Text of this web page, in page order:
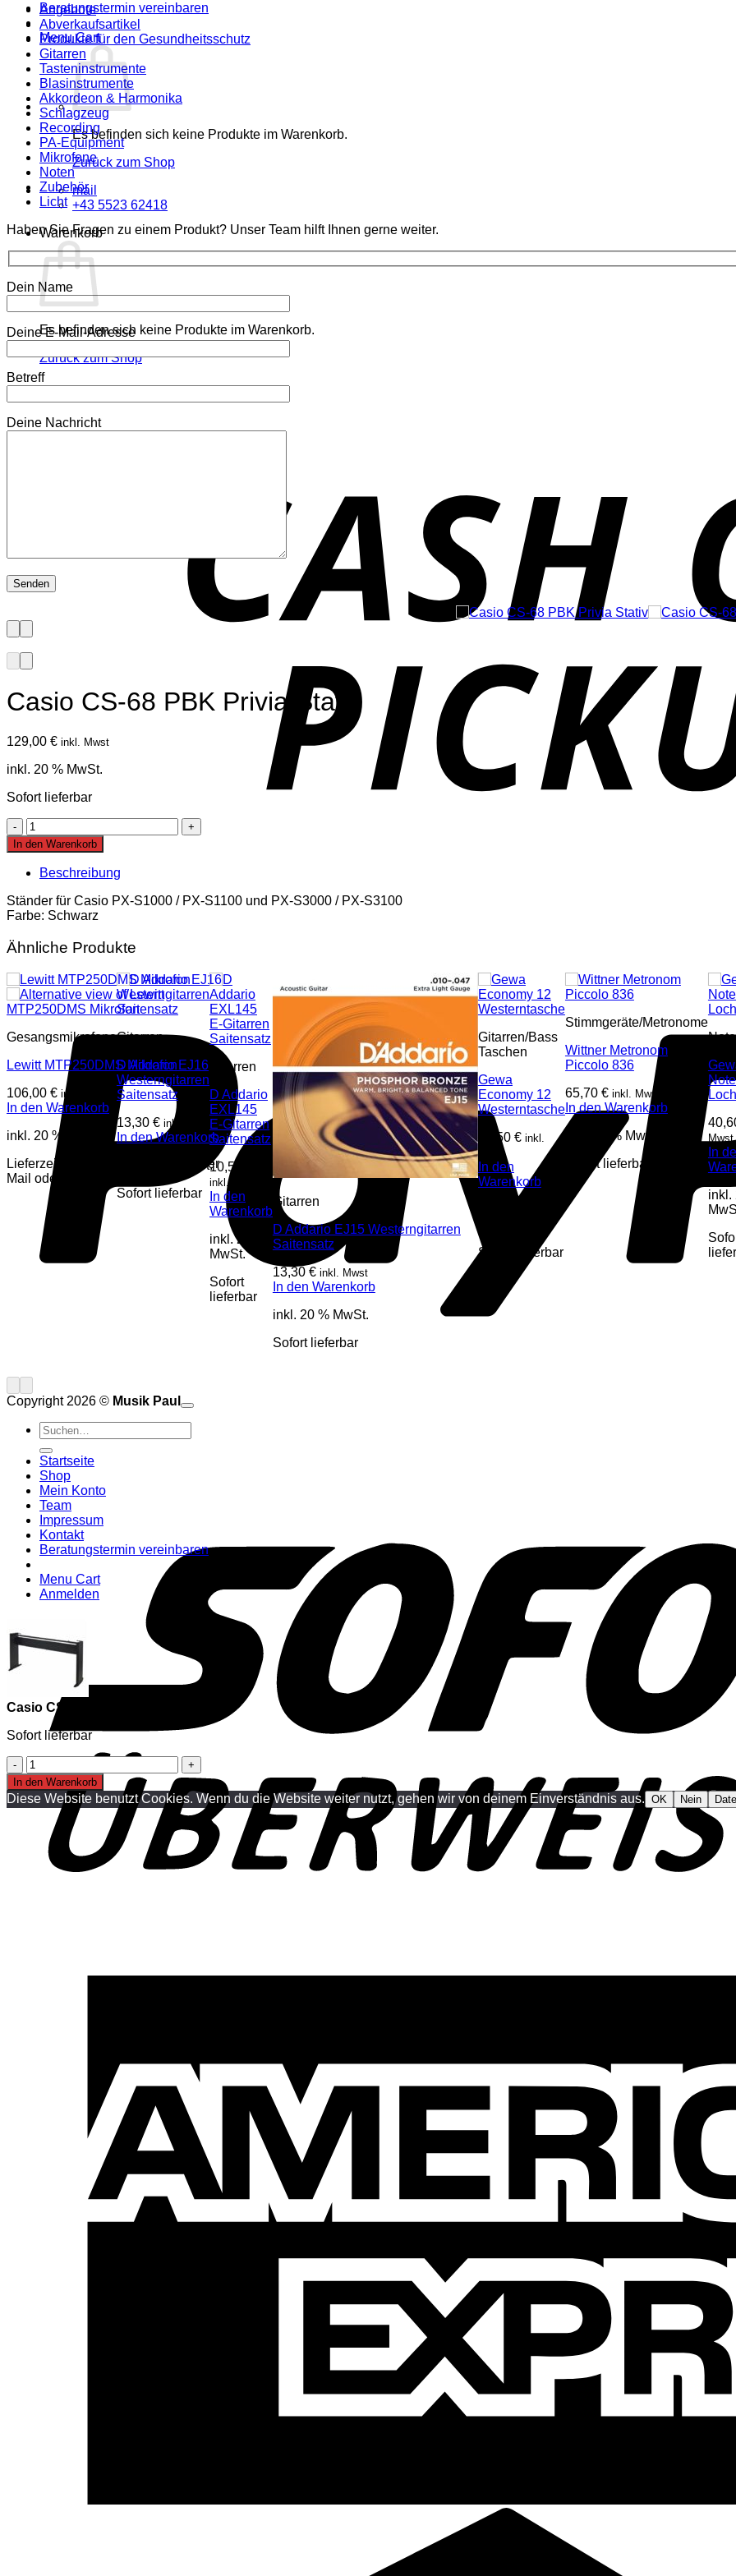
Beratungstermin vereinbaren
Menu Cart
Es befinden sich keine Produkte im Warenkorb.
Zurück zum Shop
mail
+43 5523 62418
Warenkorb
Es befinden sich keine Produkte im Warenkorb.
Zurück zum Shop
Angebote
Abverkaufsartikel
Produkte für den Gesundheitsschutz
Gitarren
Tasteninstrumente
Blasinstrumente
Akkordeon & Harmonika
Schlagzeug
Recording
PA-Equipment
Mikrofone
Noten
Zubehör
Licht
Haben Sie Fragen zu einem Produkt? Unser Team hilft Ihnen gerne weiter.
Dein Name
Deine E-Mail-Adresse
Betreff
Deine Nachricht
Casio CS-68 PBK Privia Stativ
129,00 € inkl. Mwst
inkl. 20 % MwSt.
Sofort lieferbar
Casio
CS-
68
PBK
Stativ
Menge
In den Warenkorb
Beschreibung
Ständer für Casio PX-S1000 / PX-S1100 und PX-S3000 / PX-S3100
Farbe: Schwarz
Ähnliche Produkte
Gesangsmikrofone
Lewitt MTP250DMS Mikrofon
106,00 € inkl. Mwst
In den Warenkorb
inkl. 20 % MwSt.
Lieferzeit auf Anfrage, mehr Infos per
Mail oder Telefon
Gitarren
D Addario EJ16
Westerngitarren
Saitensatz
13,30 € inkl. Mwst
In den Warenkorb
inkl. 20 % MwSt.
Sofort lieferbar
Gitarren
D Addario
EXL145
E-Gitarren
Saitensatz
10,50
inkl. Mwst
In den
Warenkorb
inkl. 20 %
MwSt.
Sofort
lieferbar
Gitarren
D Addario EJ15 Westerngitarren
Saitensatz
13,30 € inkl. Mwst
In den Warenkorb
inkl. 20 % MwSt.
Sofort lieferbar
Gitarren/Bass
Taschen
Gewa
Economy 12
Westerntasche
45,50 € inkl.
Mwst
In den
Warenkorb
Sofort lieferbar
Stimmgeräte/Metronome
Wittner Metronom
Piccolo 836
65,70 € inkl. Mwst
In den Warenkorb
inkl. 20 % MwSt.
Sofort lieferbar
Mwst
In
inkl.
Copyright 2026 © Musik Paul
Suchen
nach:
Startseite
Shop
Mein Konto
Team
Impressum
Kontakt
Beratungstermin vereinbaren
Menu Cart
Anmelden
Casio CS-68 PBK Privia Stativ
Sofort lieferbar
Casio
CS-
68
PBK
Privia
Stativ
Menge
In den Warenkorb
Diese Website benutzt Cookies. Wenn du die Website weiter nutzt, gehen wir von deinem Einverständnis aus. OK Nein